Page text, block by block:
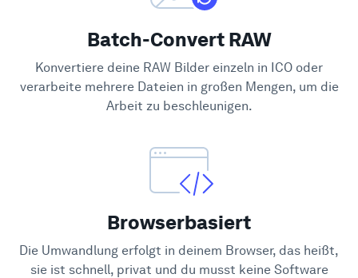
Batch-Convert RAW
Konvertiere deine RAW Bilder einzeln in ICO oder
verarbeite mehrere Dateien in großen Mengen, um die
Arbeit zu beschleunigen.
Browserbasiert
Die Umwandlung erfolgt in deinem Browser, das heißt,
sie ist schnell, privat und du musst keine Software